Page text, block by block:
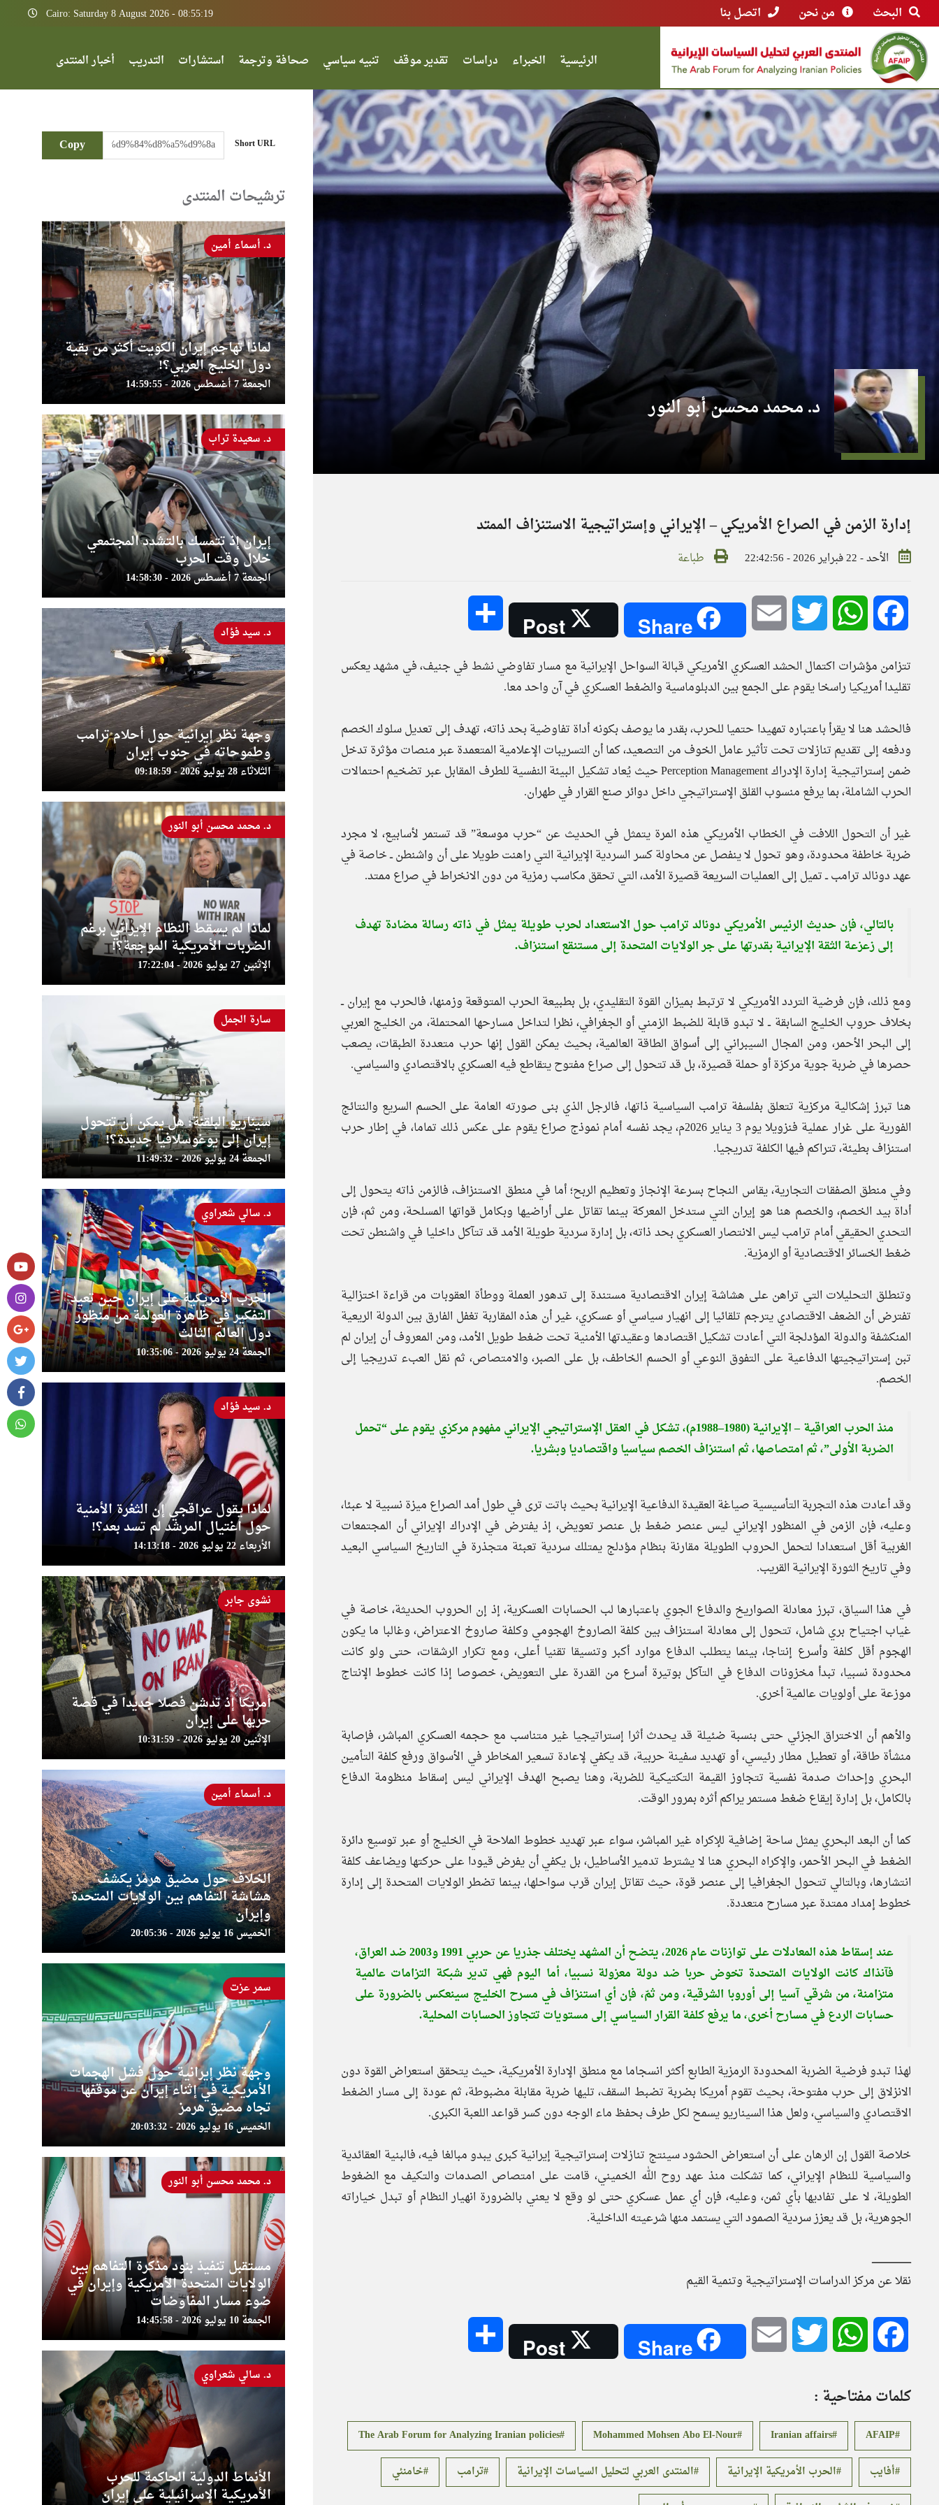
البحث من نحن اتصل بنا Cairo: Saturday 8 August 2026 - 08:55:19
الرئيسية الخبراء دراسات تقدير موقف تنبيه سياسي صحافة وترجمة استشارات التدريب أخبار المنتدى
د. محمد محسن أبو النور
إدارة الزمن في الصراع الأمريكي – الإيراني وإستراتيجية الاستنزاف الممتد
الأحد - 22 فبراير 2026 - 22:42:56 طباعة
Facebook
WhatsApp
Twitter
Email
Share
Post
تتزامن مؤشرات اكتمال الحشد العسكري الأمريكي قبالة السواحل الإيرانية مع مسار تفاوضي نشط في جنيف، في مشهد يعكس
تقليدا أمريكيا راسخا يقوم على الجمع بين الدبلوماسية والضغط العسكري في آن واحد معا.
فالحشد هنا لا يقرأ باعتباره تمهيدا حتميا للحرب، بقدر ما يوصف بكونه أداة تفاوضية بحد ذاته، تهدف إلى تعديل سلوك الخصم
ودفعه إلى تقديم تنازلات تحت تأثير عامل الخوف من التصعيد، كما أن التسريبات الإعلامية المتعمدة عبر منصات مؤثرة تدخل
ضمن إستراتيجية إدارة الإدراك Perception Management حيث يُعاد تشكيل البيئة النفسية للطرف المقابل عبر تضخيم احتمالات
الحرب الشاملة، بما يرفع منسوب القلق الإستراتيجي داخل دوائر صنع القرار في طهران.
غير أن التحول اللافت في الخطاب الأمريكي هذه المرة يتمثل في الحديث عن “حرب موسعة” قد تستمر لأسابيع، لا مجرد
ضربة خاطفة محدودة، وهو تحول لا ينفصل عن محاولة كسر السردية الإيرانية التي راهنت طويلا على أن واشنطن ــ خاصة في
عهد دونالد ترامب ــ تميل إلى العمليات السريعة قصيرة الأمد، التي تحقق مكاسب رمزية من دون الانخراط في صراع ممتد.
بالتالي، فإن حديث الرئيس الأمريكي دونالد ترامب حول الاستعداد لحرب طويلة يمثل في ذاته رسالة مضادة تهدف
إلى زعزعة الثقة الإيرانية بقدرتها على جر الولايات المتحدة إلى مستنقع استنزاف.
ومع ذلك، فإن فرضية التردد الأمريكي لا ترتبط بميزان القوة التقليدي، بل بطبيعة الحرب المتوقعة وزمنها، فالحرب مع إيران ــ
بخلاف حروب الخليج السابقة ــ لا تبدو قابلة للضبط الزمني أو الجغرافي، نظرا لتداخل مسارحها المحتملة، من الخليج العربي
إلى البحر الأحمر، ومن المجال السيبراني إلى أسواق الطاقة العالمية، بحيث يمكن القول إنها حرب متعددة الطبقات، يصعب
حصرها في ضربة جوية مركزة أو حملة قصيرة، بل قد تتحول إلى صراع مفتوح يتقاطع فيه العسكري بالاقتصادي والسياسي.
هنا تبرز إشكالية مركزية تتعلق بفلسفة ترامب السياسية ذاتها، فالرجل الذي بنى صورته العامة على الحسم السريع والنتائج
الفورية على غرار عملية فنزويلا يوم 3 يناير 2026م، يجد نفسه أمام نموذج صراع يقوم على عكس ذلك تماما، في إطار حرب
استنزاف بطيئة، تتراكم فيها الكلفة تدريجيا.
وفي منطق الصفقات التجارية، يقاس النجاح بسرعة الإنجاز وتعظيم الربح؛ أما في منطق الاستنزاف، فالزمن ذاته يتحول إلى
أداة بيد الخصم، والخصم هنا هو إيران التي ستدخل المعركة بينما تقاتل على أراضيها وبكامل قواتها المسلحة، ومن ثم، فإن
التحدي الحقيقي أمام ترامب ليس الانتصار العسكري بحد ذاته، بل إدارة سردية طويلة الأمد قد تتآكل داخليا في واشنطن تحت
ضغط الخسائر الاقتصادية أو الرمزية.
وتنطلق التحليلات التي تراهن على هشاشة إيران الاقتصادية مستندة إلى تدهور العملة ووطأة العقوبات من قراءة اختزالية
تفترض أن الضعف الاقتصادي يترجم تلقائيا إلى انهيار سياسي أو عسكري، غير أن هذه المقاربة تغفل الفارق بين الدولة الريعية
المنكشفة والدولة المؤدلجة التي أعادت تشكيل اقتصادها وعقيدتها الأمنية تحت ضغط طويل الأمد، ومن المعروف أن إيران لم
تبن إستراتيجيتها الدفاعية على التفوق النوعي أو الحسم الخاطف، بل على الصبر، والامتصاص، ثم نقل العبء تدريجيا إلى
الخصم.
منذ الحرب العراقية – الإيرانية (1980–1988م)، تشكل في العقل الإستراتيجي الإيراني مفهوم مركزي يقوم على “تحمل
الضربة الأولى”، ثم امتصاصها، ثم استنزاف الخصم سياسيا واقتصاديا وبشريا.
وقد أعادت هذه التجربة التأسيسية صياغة العقيدة الدفاعية الإيرانية بحيث باتت ترى في طول أمد الصراع ميزة نسبية لا عبئا،
وعليه، فإن الزمن في المنظور الإيراني ليس عنصر ضغط بل عنصر تعويض، إذ يفترض في الإدراك الإيراني أن المجتمعات
الغربية أقل استعدادا لتحمل الحروب الطويلة مقارنة بنظام مؤدلج يمتلك سردية تعبئة متجذرة في التاريخ السياسي البعيد
وفي تاريخ الثورة الإيرانية القريب.
في هذا السياق، تبرز معادلة الصواريخ والدفاع الجوي باعتبارها لب الحسابات العسكرية، إذ إن الحروب الحديثة، خاصة في
غياب اجتياح بري شامل، تتحول إلى معادلة استنزاف بين كلفة الصاروخ الهجومي وكلفة صاروخ الاعتراض، وغالبا ما يكون
الهجوم أقل كلفة وأسرع إنتاجا، بينما يتطلب الدفاع موارد أكبر وتنسيقا تقنيا أعلى، ومع تكرار الرشقات، حتى ولو كانت
محدودة نسبيا، تبدأ مخزونات الدفاع في التآكل بوتيرة أسرع من القدرة على التعويض، خصوصا إذا كانت خطوط الإنتاج
موزعة على أولويات عالمية أخرى.
والأهم أن الاختراق الجزئي حتى بنسبة ضئيلة قد يحدث أثرا إستراتيجيا غير متناسب مع حجمه العسكري المباشر، فإصابة
منشأة طاقة، أو تعطيل مطار رئيسي، أو تهديد سفينة حربية، قد يكفي لإعادة تسعير المخاطر في الأسواق ورفع كلفة التأمين
البحري وإحداث صدمة نفسية تتجاوز القيمة التكتيكية للضربة، وهنا يصبح الهدف الإيراني ليس إسقاط منظومة الدفاع
بالكامل، بل إدارة إيقاع ضغط مستمر يراكم أثره بمرور الوقت.
كما أن البعد البحري يمثل ساحة إضافية للإكراه غير المباشر، سواء عبر تهديد خطوط الملاحة في الخليج أو عبر توسيع دائرة
الضغط في البحر الأحمر، والإكراه البحري هنا لا يشترط تدمير الأساطيل، بل يكفي أن يفرض قيودا على حركتها ويضاعف كلفة
انتشارها، وبالتالي تتحول الجغرافيا إلى عنصر قوة، حيث تقاتل إيران قرب سواحلها، بينما تضطر الولايات المتحدة إلى إدارة
خطوط إمداد ممتدة عبر مسارح متعددة.
عند إسقاط هذه المعادلات على توازنات عام 2026، يتضح أن المشهد يختلف جذريا عن حربي 1991 و2003 ضد العراق،
فآنذاك كانت الولايات المتحدة تخوض حربا ضد دولة معزولة نسبيا، أما اليوم فهي تدير شبكة التزامات عالمية
متزامنة، من شرقي آسيا إلى أوروبا الشرقية، ومن ثمّ، فإن أي استنزاف في مسرح الخليج سينعكس بالضرورة على
حسابات الردع في مسارح أخرى، ما يرفع كلفة القرار السياسي إلى مستويات تتجاوز الحسابات المحلية.
لهذا تبدو فرضية الضربة المحدودة الرمزية الطابع أكثر انسجاما مع منطق الإدارة الأمريكية، حيث يتحقق استعراض القوة دون
الانزلاق إلى حرب مفتوحة، بحيث تقوم أمريكا بضربة تضبط السقف، تليها ضربة مقابلة مضبوطة، ثم عودة إلى مسار الضغط
الاقتصادي والسياسي، ولعل هذا السيناريو يسمح لكل طرف بحفظ ماء الوجه دون كسر قواعد اللعبة الكبرى.
خلاصة القول إن الرهان على أن استعراض الحشود سينتج تنازلات إستراتيجية إيرانية كبرى يبدو مبالغا فيه، فالبنية العقائدية
والسياسية للنظام الإيراني، كما تشكلت منذ عهد روح الله الخميني، قامت على امتصاص الصدمات والتكيف مع الضغوط
الطويلة، لا على تفاديها بأي ثمن، وعليه، فإن أي عمل عسكري حتى لو وقع لا يعني بالضرورة انهيار النظام أو تبدل خياراته
الجوهرية، بل قد يعزز سردية الصمود التي يستمد منها شرعيته الداخلية.
ــــــــــــــــــــــــــــ
نقلا عن مركز الدراسات الإستراتيجية وتنمية القيم
Facebook
WhatsApp
Twitter
Email
Share
Post
كلمات مفتاحية :
AFAIP
Iranian affairs
Mohammed Mohsen Abo El-Nour
The Arab Forum for Analyzing Iranian policies
أفايب
الحرب الأمريكية الإيرانية المنتدى العربي لتحليل السياسات الإيرانية ترامب
خامنئي
Short URL
Copy
ترشيحات المنتدى
لماذا تهاجم إيران الكويت أكثر من بقية
دول الخليج العربي؟!
الجمعة 7 أغسطس 2026 - 14:59:55
د. أسماء أمين
إيران إذ تتمسك بالتشدد المجتمعي
خلال وقت الحرب
الجمعة 7 أغسطس 2026 - 14:58:30
د. سعيدة تراب
وجهة نظر إيرانية حول أحلام ترامب
وطموحاته في جنوب إيران
الثلاثاء 28 يوليو 2026 - 09:18:59
د. سيد فؤاد
لماذا لم يسقط النظام الإيراني برغم
الضربات الأمريكية الموجعة؟!
الإثنين 27 يوليو 2026 - 17:22:04
د. محمد محسن أبو النور
سيناريو البلقنة: هل يمكن أن تتحول
إيران إلى يوغوسلافيا جديدة؟!
الجمعة 24 يوليو 2026 - 11:49:32
سارة الجمل
الحرب الأمريكية على إيران حين تعيد
التفكير في ظاهرة العولمة من منظور
دول العالم الثالث
الجمعة 24 يوليو 2026 - 10:35:06
د. سالي شعراوي
لماذا يقول عراقجي إن الثغرة الأمنية
حول اغتيال المرشد لم تسد بعد؟!
الأربعاء 22 يوليو 2026 - 14:13:18
د. سيد فؤاد
أمريكا إذ تدشن فصلا جديدا في قصة
حربها على إيران
الإثنين 20 يوليو 2026 - 10:31:59
نشوى جابر
الخلاف حول مضيق هرمز يكشف
هشاشة التفاهم بين الولايات المتحدة
وإيران
الخميس 16 يوليو 2026 - 20:05:36
د. أسماء أمين
وجهة نظر إيرانية حول فشل الهجمات
الأمريكية في إثناء إيران عن موقفها
تجاه مضيق هرمز
الخميس 16 يوليو 2026 - 20:03:32
سمر عزت
مستقبل تنفيذ بنود مذكرة التفاهم بين
الولايات المتحدة الأمريكية وإيران في
ضوء مسار المفاوضات
الجمعة 10 يوليو 2026 - 14:45:58
د. محمد محسن أبو النور
الأنماط الدولية الحاكمة للحرب
الأمريكية الإسرائيلية على إيران
د. سالي شعراوي